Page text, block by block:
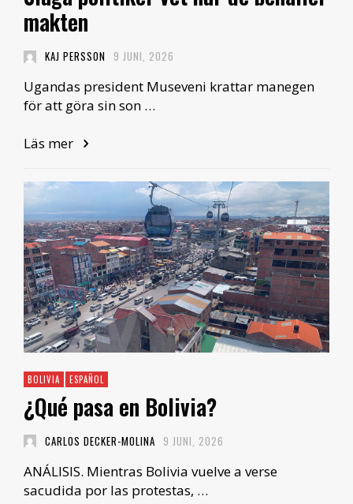
makten
KAJ PERSSON 9 JUNI, 2026
Ugandas president Museveni krattar manegen
för att göra sin son …
Läs mer
BOLIVIA ESPAÑOL
¿Qué pasa en Bolivia?
CARLOS DECKER-MOLINA 9 JUNI, 2026
ANÁLISIS. Mientras Bolivia vuelve a verse
sacudida por las protestas, …